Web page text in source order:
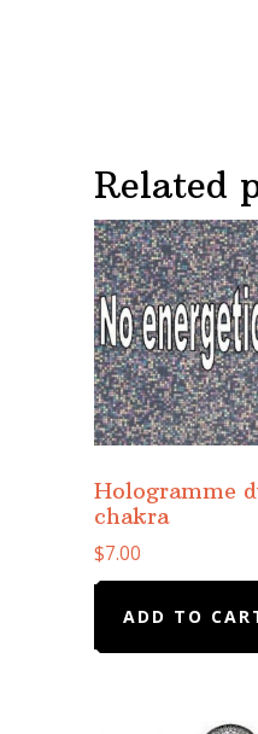
Related
Hologramme
chakra
$7.00
ADD TO